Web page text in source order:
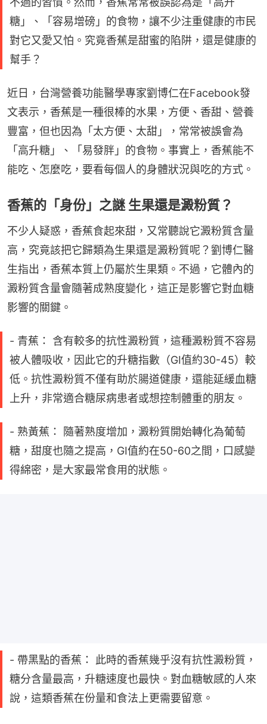
糖」、「容易增磅」的食物，讓不少注重健康的市民
對它又愛又怕。究竟香蕉是甜蜜的陷阱，還是健康的
幫手？
近日，台灣營養功能醫學專家劉博仁在Facebook發
文表示，香蕉是一種很棒的水果，方便、香甜、營養
豐富，但也因為「太方便、太甜」，常常被誤會為
「高升糖」、「易發胖」的食物。事實上，香蕉能不
能吃、怎麼吃，要看每個人的身體狀況與吃的方式。
香蕉的「身份」之謎 生果還是澱粉質？
不少人疑惑，香蕉食起來甜，又常聽說它澱粉質含量
高，究竟該把它歸類為生果還是澱粉質呢？劉博仁醫
生指出，香蕉本質上仍屬於生果類。不過，它體內的
澱粉質含量會隨著成熟度變化，這正是影響它對血糖
影響的關鍵。
- 青蕉： 含有較多的抗性澱粉質，這種澱粉質不容易
被人體吸收，因此它的升糖指數（GI值約30-45）較
低。抗性澱粉質不僅有助於腸道健康，還能延緩血糖
上升，非常適合糖尿病患者或想控制體重的朋友。
- 熟黃蕉： 隨著熟度增加，澱粉質開始轉化為葡萄
糖，甜度也隨之提高，GI值約在50-60之間，口感變
得綿密，是大家最常食用的狀態。
- 帶黑點的香蕉： 此時的香蕉幾乎沒有抗性澱粉質，
糖分含量最高，升糖速度也最快。對血糖敏感的人來
說，這類香蕉在份量和食法上更需要留意。